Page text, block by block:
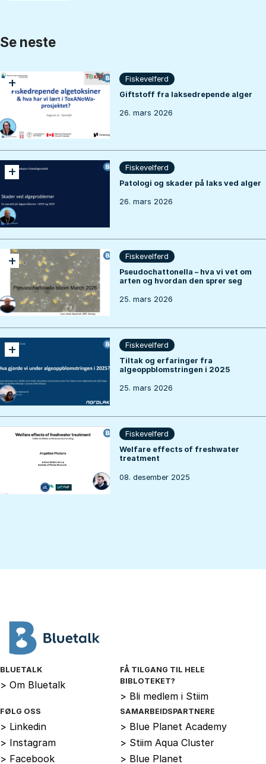
Se neste
+
Fiskevelferd
Giftstoff fra laksedrepende alger
26. mars 2026
+
Fiskevelferd
Patologi og skader på laks ved alger
26. mars 2026
+
Fiskevelferd
Pseudochattonella – hva vi vet om
arten og hvordan den sprer seg
25. mars 2026
+
Fiskevelferd
Tiltak og erfaringer fra
algeoppblomstringen i 2025
25. mars 2026
Fiskevelferd
Welfare effects of freshwater
treatment
08. desember 2025
BLUETALK
> Om Bluetalk
FÅ TILGANG TIL HELE
BIBLOTEKET?
> Bli medlem i Stiim
FØLG OSS
> Linkedin
> Instagram
> Facebook
SAMARBEIDSPARTNERE
> Blue Planet Academy
> Stiim Aqua Cluster
> Blue Planet